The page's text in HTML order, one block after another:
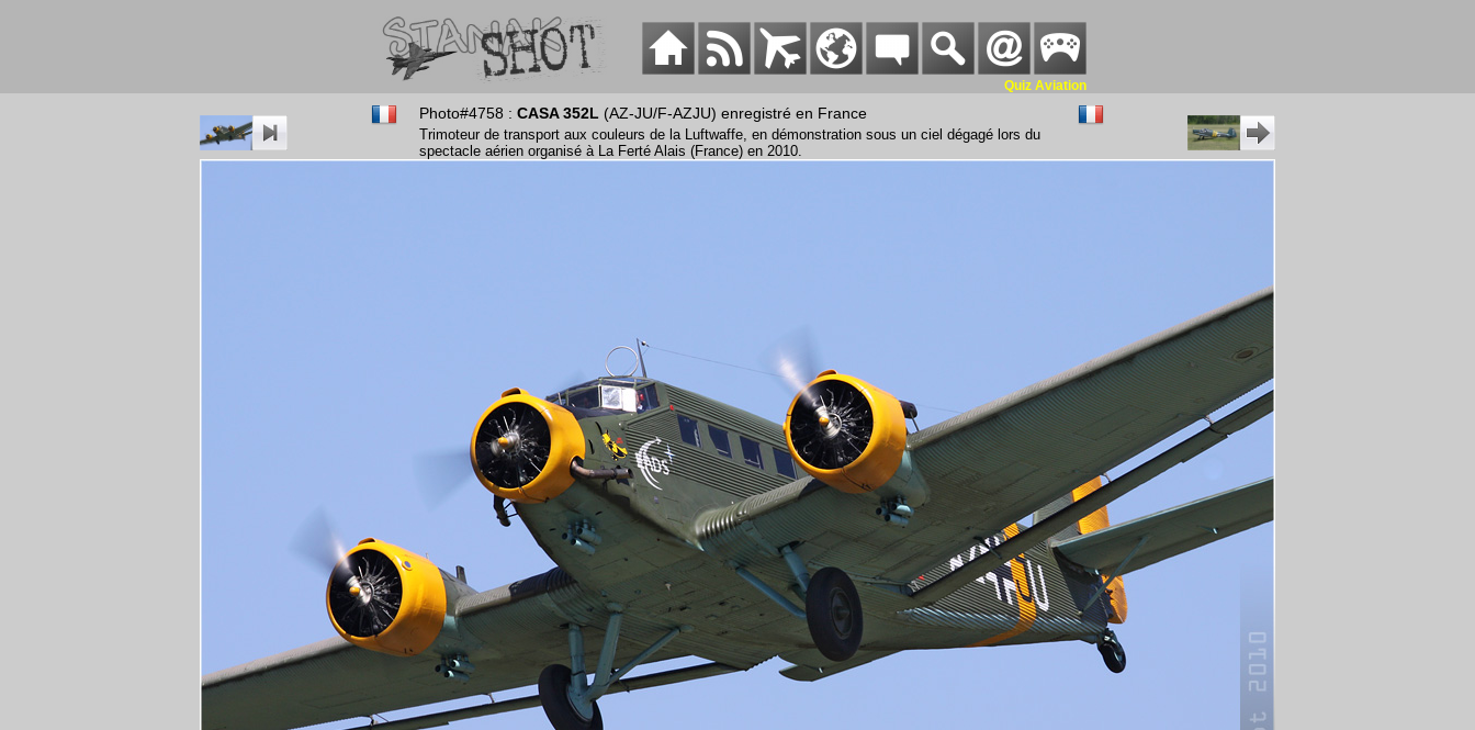
Quiz Aviation
Photo#4758 : CASA 352L (AZ-JU/F-AZJU) enregistré en France
Trimoteur de transport aux couleurs de la Luftwaffe, en démonstration sous un ciel dégagé lors du
spectacle aérien organisé à La Ferté Alais (France) en 2010.